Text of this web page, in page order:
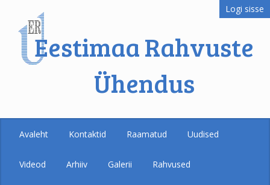
Logi sisse
Eestimaa Rahvuste
Ühendus
Avaleht Kontaktid Raamatud Uudised
Videod Arhiiv Galerii Rahvused